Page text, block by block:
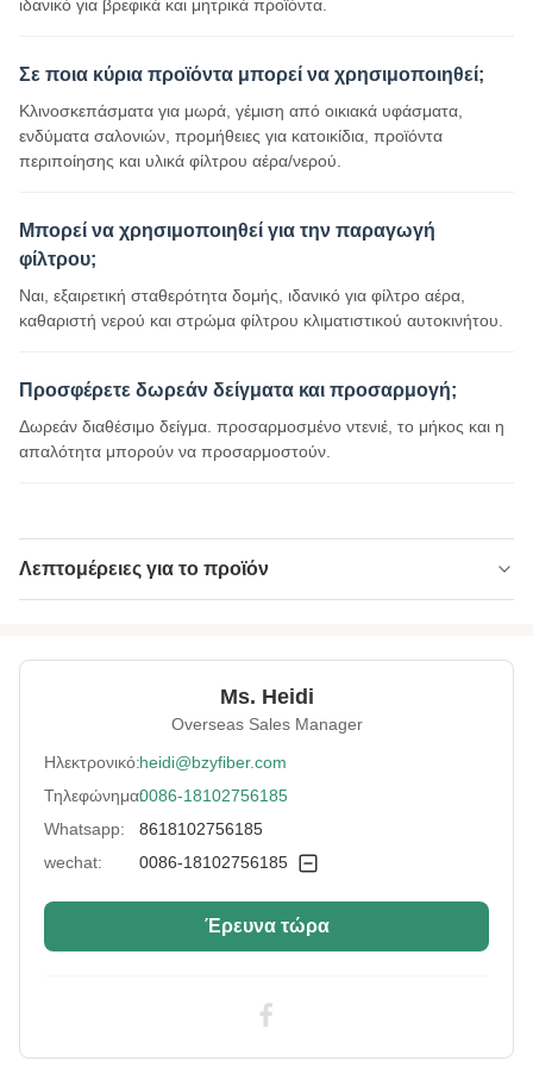
ιδανικό για βρεφικά και μητρικά προϊόντα.
Σε ποια κύρια προϊόντα μπορεί να χρησιμοποιηθεί;
Κλινοσκεπάσματα για μωρά, γέμιση από οικιακά υφάσματα,
ενδύματα σαλονιών, προμήθειες για κατοικίδια, προϊόντα
περιποίησης και υλικά φίλτρου αέρα/νερού.
Μπορεί να χρησιμοποιηθεί για την παραγωγή
φίλτρου;
Ναι, εξαιρετική σταθερότητα δομής, ιδανικό για φίλτρο αέρα,
καθαριστή νερού και στρώμα φίλτρου κλιματιστικού αυτοκινήτου.
Προσφέρετε δωρεάν δείγματα και προσαρμογή;
Δωρεάν διαθέσιμο δείγμα. προσαρμοσμένο ντενιέ, το μήκος και η
απαλότητα μπορούν να προσαρμοστούν.
Λεπτομέρειες για το προϊόν
Specification: 7D*64MM
Γενέθλια
Color: λευκό
More Sizes: Προσαρμόσιμο
Ms. Heidi
Overseas Sales Manager
Ηλεκτρονικό:heidi@bzyfiber.com
Τηλεφώνημα:0086-18102756185
Whatsapp:
8618102756185
wechat:
0086-18102756185
Έρευνα τώρα